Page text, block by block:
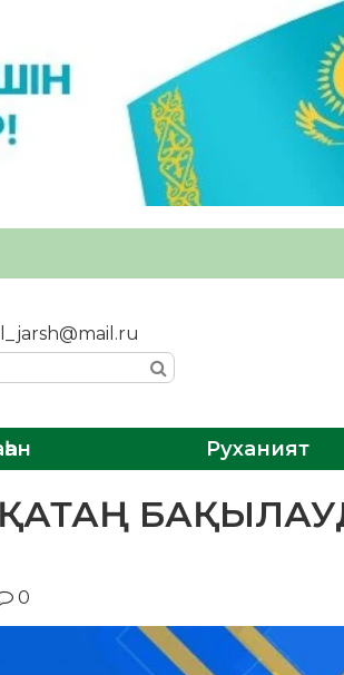
Руханият
ҚАТАҢ
0